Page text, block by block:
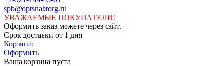
spb@optsnabtorg.ru
УВАЖАЕМЫЕ ПОКУПАТЕЛИ!
Оформить заказ можете через сайт.
Срок доставки от 1 дня
Корзина:
Оформить
Ваша корзина пуста